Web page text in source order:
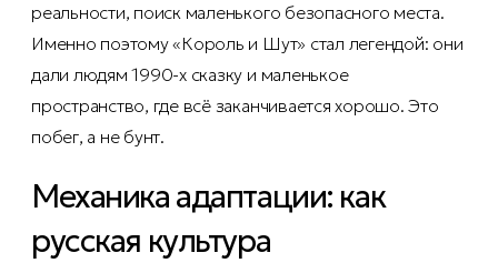
реальности, поиск маленького безопасного места.
Именно поэтому «Король и Шут» стал легендой: они
дали людям 1990-х сказку и маленькое
пространство, где всё заканчивается хорошо. Это
побег, а не бунт.
Механика адаптации: как
русская культура